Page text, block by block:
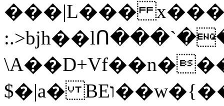
���|L���
$�|a� BEו��w�{���;���q�X��d%�������W� hU�(�1�Ū}9�S�F<��i�L3�;�